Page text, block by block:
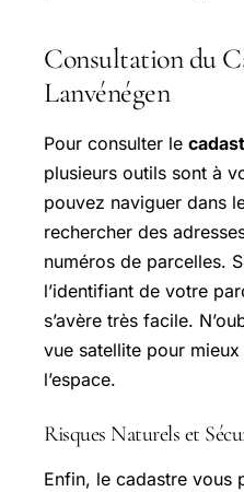
Consultation du
Lanvénégen
Pour consulter le
plusieurs outils sont à
pouvez naviguer dans
rechercher des
numéros de parcelles.
l’identifiant de votre
s’avère très facile.
vue satellite pour
l’espace.
Risques Naturels et
Enfin, le cadastre vous